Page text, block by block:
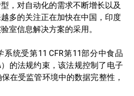
，对自动化的需求不断增长以及
多的关注正在加快在中国，印度
室信息解决方案的采用。
系统受第11 CFR第11部分中食品
的法规约束，该法规控制了电子
在受监管环境中的数据完整性，